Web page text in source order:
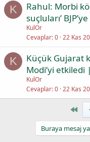
K
Rahul: Morbi
suçluları’
KulOr
Cevaplar 0 22 Kas
K
Küçük Gujarat
Modi’yi
KulOr
Cevaplar 0 22 Kas
First
Buraya mesaj